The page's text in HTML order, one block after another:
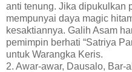
anti tenung. Jika dipukulkan
mempunyai daya magic
kesaktiannya. Galih Asam
pemimpin berhati “Satriya
untuk Warangka Keris.
2. Awar-awar, Dausalo, Bar-